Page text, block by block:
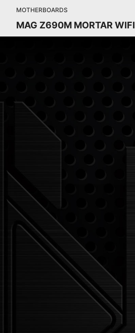
MOTHERBOARDS
MAG Z690M MORTAR WIFI